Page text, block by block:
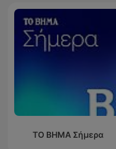
ΤΟ ΒΗΜΑ Σήμερα